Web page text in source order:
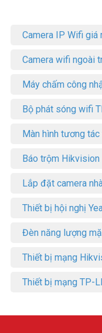
Camera IP Wifi giá
Camera wifi ngoài
Máy chấm công
Bộ phát sóng wifi
Màn hình tương tác
Báo trộm Hikvision
Lắp đặt camera
Thiết bị hội nghị
Đèn năng lượng
Thiết bị mạng
Thiết bị mạng TP-